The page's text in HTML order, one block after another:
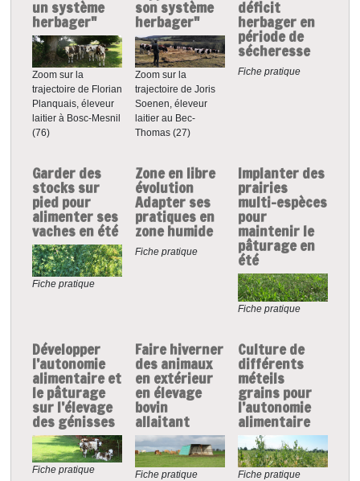
un système
herbager"
Zoom sur la
trajectoire de Florian
Planquais, éleveur
laitier à Bosc-Mesnil
(76)
son système
herbager"
Zoom sur la
trajectoire de Joris
Soenen, éleveur
laitier au Bec-
Thomas (27)
déficit
herbager en
période de
sécheresse
Fiche pratique
Garder des
stocks sur
pied pour
alimenter ses
vaches en été
Fiche pratique
Zone en libre
évolution
Adapter ses
pratiques en
zone humide
Fiche pratique
Implanter des
prairies
multi-espèces
pour
maintenir le
pâturage en
été
Fiche pratique
Développer
l’autonomie
alimentaire et
le pâturage
sur l’élevage
des génisses
Fiche pratique
Faire hiverner
des animaux
en extérieur
en élevage
bovin
allaitant
Fiche pratique
Culture de
différents
méteils
grains pour
l’autonomie
alimentaire
Fiche pratique